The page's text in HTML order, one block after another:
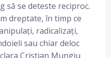
să se deteste reciproc.
dreptate, în timp ce
radicalizați,
sau chiar deloc
Cristian Mungiu